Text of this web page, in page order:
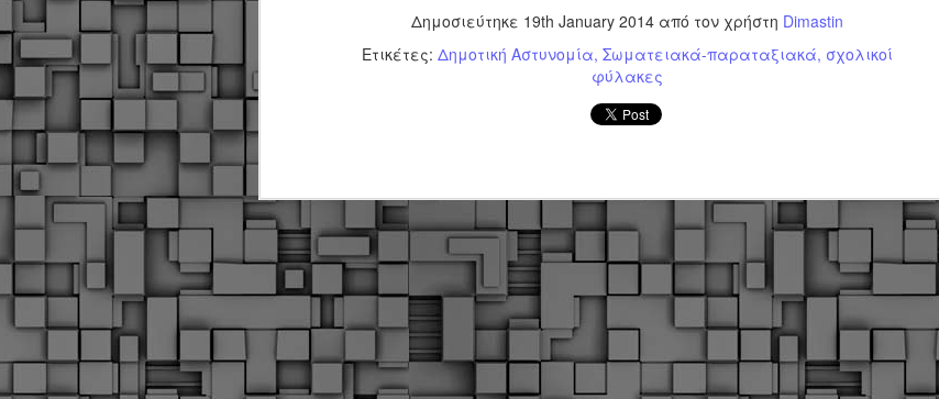
Δημοσιεύτηκε 19th January 2014από τον χρήστη Dimastin
Ετικέτες: Δημοτική Αστυνομία Σωματειακά-παραταξιακά σχολικοί
φύλακες
χρόνια! Και βέβαια, ακόμη και με αυτές τις προσλήψεις, δεν
φτάνουμε ούτε τα 2/3 των Δημοτικών Αστυνομικών που
υπηρετούσαν το 2013 προ της κατάργησης της υπηρεσίας με
απόφαση του σημερινού πρωθυπουργού Κυριάκου Μητσοτάκη. Ας
Δημοτική Αστυνομία Θεσσαλονίκης: Διμηνιαίος
κατά το δίμηνο Ιανουαρίου – Φεβρουαρίου 2026 παρουσιάζει η
Δημοτική Αστυνομία Θεσσαλονίκης, με στόχο την προστασία των
ζώων και την ομαλή συμβίωση στην πόλη.
FEB
18
ΣτΕ: Οριστική απόρριψη της επαναφοράς του 13ου
και 14ου μισθού για τους δημοσίους υπαλλήλους